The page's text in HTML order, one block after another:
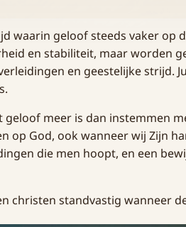
waarin geloof steeds vaker op
en stabiliteit, maar worden
en geestelijke strijd.
geloof meer is dan instemmen
op God, ook wanneer wij Zijn
die men hoopt, en een
christen standvastig wanneer